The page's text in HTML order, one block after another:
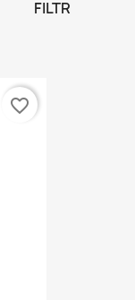
FILTR
favorite_border